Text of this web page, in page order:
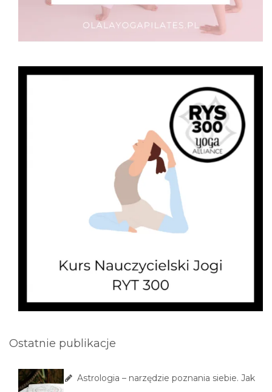
Ostatnie publikacje
Astrologia – narzędzie poznania siebie. Jak